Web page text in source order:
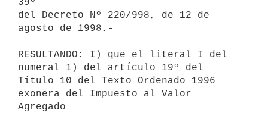
del Decreto Nº 220/998, de 12 de
agosto de 1998.-
RESULTANDO: I) que el literal I del
numeral 1) del artículo 19º del
Título 10 del Texto Ordenado 1996
exonera del Impuesto al Valor
Agregado